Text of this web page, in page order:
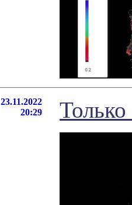
23.11.2022
20:29
Только